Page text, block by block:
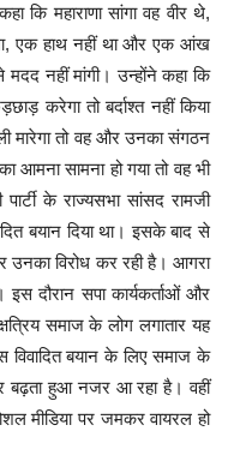
कि महाराणा सांगा वह वीर थे,
एक हाथ नहीं था और एक आंख
नहीं मांगी। उन्होंने कहा कि
करेगा तो बर्दाश्त नहीं किया
मारेगा तो वह और उनका संगठन
सामना हो गया तो वह भी
के राज्यसभा सांसद रामजी
बयान दिया था। इसके बाद से
उनका विरोध कर रही है। आगरा
दौरान सपा कार्यकर्ताओं और
समाज के लोग लगातार यह
बयान के लिए समाज के
बढ़ता हुआ नजर आ रहा है। वहीं
मीडिया पर जमकर वायरल हो